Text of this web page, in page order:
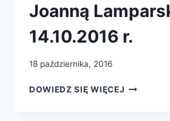
Joanną
14.10.2016 r.
18 października, 2016
DOWIEDZ SIĘ WIĘCEJ